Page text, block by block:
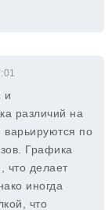
и
различий на
варьируются по
Графика
что делает
иногда
что